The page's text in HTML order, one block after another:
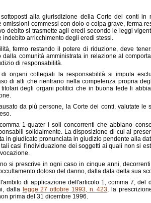
alla giurisdizione della Corte dei conti in
commessi con dolo o colpa grave, ferma
debito si trasmette agli eredi secondo le leggi
arricchimento degli eredi stessi.
fermo restando il potere di riduzione, deve
dalla comunità amministrata in relazione al
di responsabilità.
organi collegiali la responsabilità si imputa
di atti che rientrano nella competenza propria
degli organi politici che in buona fede li
da più persone, la Corte dei conti, valutate le
1-quater i soli concorrenti che abbiano
solidalmente. La disposizione di cui al
in giudicato pronunciata in giudizio pendente alla
casi l'individuazione dei soggetti ai quali non si
si prescrive in ogni caso in cinque anni,
doloso del danno, dalla data della sua
di applicazione dell'articolo 1, comma 7, del
dalla legge 27 ottobre 1993, n. 423, la
prima del 31 dicembre 1996.